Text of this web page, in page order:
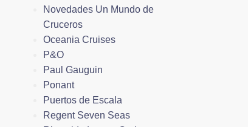
Novedades Un Mundo de
Cruceros
Oceania Cruises
P&O
Paul Gauguin
Ponant
Puertos de Escala
Regent Seven Seas